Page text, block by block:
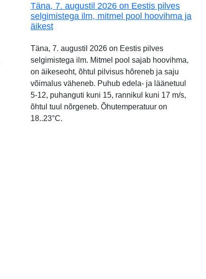
Täna, 7. augustil 2026 on Eestis pilves
selgimistega ilm, mitmel pool hoovihma ja
äikest
Täna, 7. augustil 2026 on Eestis pilves
selgimistega ilm. Mitmel pool sajab hoovihma,
on äikeseoht, õhtul pilvisus hõreneb ja saju
võimalus väheneb. Puhub edela- ja läänetuul
5-12, puhanguti kuni 15, rannikul kuni 17 m/s,
õhtul tuul nõrgeneb. Õhutemperatuur on
18..23°C.